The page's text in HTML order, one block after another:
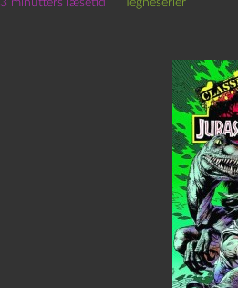
3 minutters læsetid Tegneserier